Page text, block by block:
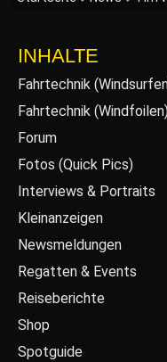
INHALTE
Fahrtechnik
Fahrtechnik
Forum
Fotos (Quick Pics)
Interviews & Portraits
Kleinanzeigen
Newsmeldungen
Regatten & Events
Reiseberichte
Shop
Spotguide